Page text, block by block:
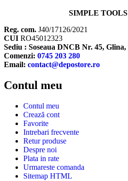
SIMPLE
Reg. com. J40/17126/2021
CUI RO45012323
Sediu : Soseaua DNCB Nr. 45,
Comenzi: 0745 203 280
Email: contact@depostore.ro
Contul meu
Contul meu
Crează cont
Favorite
Intrebari frecvente
Retur produse
Despre noi
Plata in rate
Urmareste comanda
Sitemap HTML